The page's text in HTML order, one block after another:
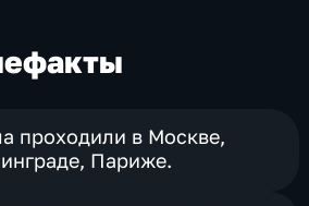
факты
проходили в Москве,
Париже.